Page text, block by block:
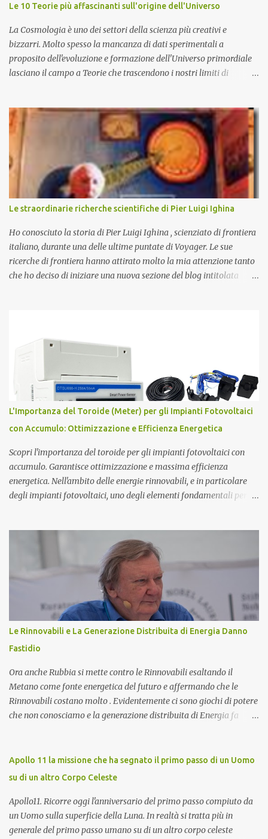
Le 10 Teorie più affascinanti sull'origine dell'Universo
La Cosmologia è uno dei settori della scienza più creativi e
bizzarri. Molto spesso la mancanza di dati sperimentali a
proposito dell'evoluzione e formazione dell'Universo primordiale
lasciano il campo a Teorie che trascendono i nostri limiti di
più accreditata, il Big-Bang e l'Universo inflazionario, ha dei
paradossi e delle lacune difficilmente sormontabili che sono tali da
far pensare che con il miglioramento delle osservazioni
sperimentali si possa un giorno chiarirne l'origine e la sua
evoluzione. Una volta chiarita l'origine e il meccanismo di
formazione dell'Universo primordiale saremo qui di nuovo a
domandarci: perché esiste l'Universo? D'altra parte sono le
domande più affascinanti che ci attanagliano fin dalle prime
apparizioni della Specie Umana sulla terra. Ecco alcune delle più
affascinanti teo...
Le straordinarie richerche scientifiche di Pier Luigi Ighina
Ho conosciuto la storia di Pier Luigi Ighina , scienziato di frontiera
italiano, durante una delle ultime puntate di Voyager. Le sue
ricerche di frontiera hanno attirato molto la mia attenzione tanto
che ho deciso di iniziare una nuova sezione del blog intitolata
anni assistente di Guglielmo Marconi , diventandone in seguito
sull’elettromagnetismo. Ighina si è concentrato molto sullo studio
del Monopolo Magnetico che ha sintetizzato nel concetto di Atomo
Magnetico . L'Atomo Magnetico Gli atomi magnetici sono costituiti
da triplette neutre di quark (+1,-1,0). Secondo questo modello di
atomo magnetico quindi non ci sono protoni e neutroni nel nucleo
atomico...
L'Importanza del Toroide (Meter) per gli Impianti Fotovoltaici
con Accumulo: Ottimizzazione e Efficienza Energetica
Scopri l'importanza del toroide per gli impianti fotovoltaici con
accumulo. Garantisce ottimizzazione e massima efficienza
energetica. Nell'ambito delle energie rinnovabili, e in particolare
degli impianti fotovoltaici, uno degli elementi fondamentali per
un ruolo cruciale nella gestione dell'energia prodotta e accumulata,
contribuendo significativamente a migliorare le prestazioni
complessive dell'impianto. In questo articolo, esploreremo nel
dettaglio l'importanza del toroide negli impianti fotovoltaici con
accumulo di energia, come funziona, e perché è essenziale per
ottimizzare il rendimento energetico. Approfondiremo inoltre le
implicazioni che il suo corretto utilizzo ha sulla durata e
sull'affidabilità dell'intero sistema. Cos'è un Toroide o Meter e
Come Funziona? Il toroide (o meter) è un dispositivo el...
Le Rinnovabili e La Generazione Distribuita di Energia Danno
Fastidio
Ora anche Rubbia si mette contro le Rinnovabili esaltando il
Metano come fonte energetica del futuro e affermando che le
Rinnovabili costano molto . Evidentemente ci sono giochi di potere
che non conosciamo e la generazione distribuita di Energia fa
quanto trattasi di uno dei più famosi scienziati italiani. Ha
ottenuto il Premio Nobel per la Fisica nel 1984 ed attualmente è
Vita della Repubblica Italiana ). Collabora con il CIEMAT (centro
di ricerca sull'energia, l'ambiente e la tecnologia), un organismo
spagnolo simile all'italiano ENEA, come consigliere speciale per la
Apollo 11 la missione che ha segnato il primo passo di un Uomo
su di un altro Corpo Celeste
Apollo11. Ricorre oggi l'anniversario del primo passo compiuto da
un Uomo sulla superficie della Luna. In realtà si tratta più in
generale del primo passo umano su di un altro corpo celeste